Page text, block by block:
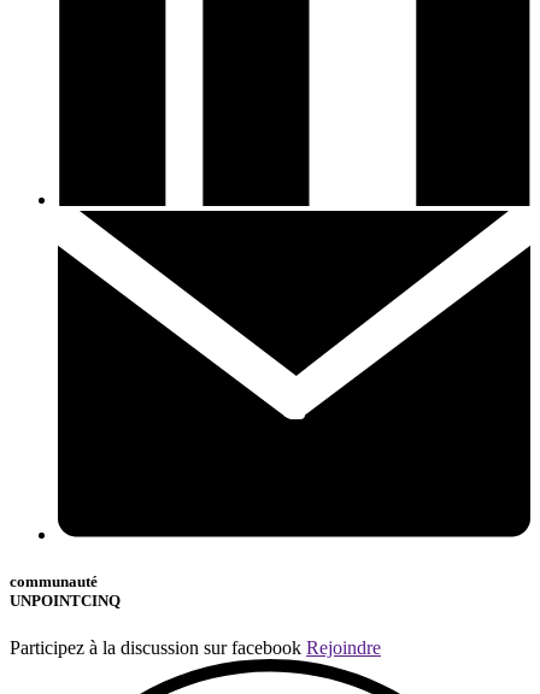
communauté
UNPOINTCINQ
Participez à la discussion sur facebook Rejoindre